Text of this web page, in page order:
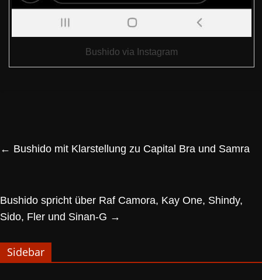
Bushido via Instagram
← Bushido mit Klarstellung zu Capital Bra und Samra
Bushido spricht über Raf Camora, Kay One, Shindy,
Sido, Fler und Sinan-G →
Sidebar